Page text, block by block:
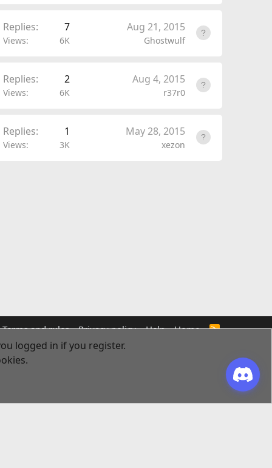
Replies 7
Views 6K
Aug 21, 2015
Ghostwulf
Replies 2
Views 6K
Aug 4, 2015
r37r0
Replies 1
Views 3K
May 28, 2015
xezon
Terms and rules Privacy policy Help Home
R
logged in if you register.